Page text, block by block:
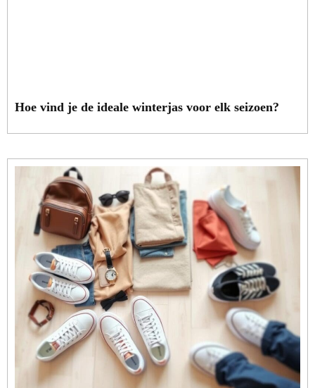
Hoe vind je de ideale winterjas voor elk seizoen?